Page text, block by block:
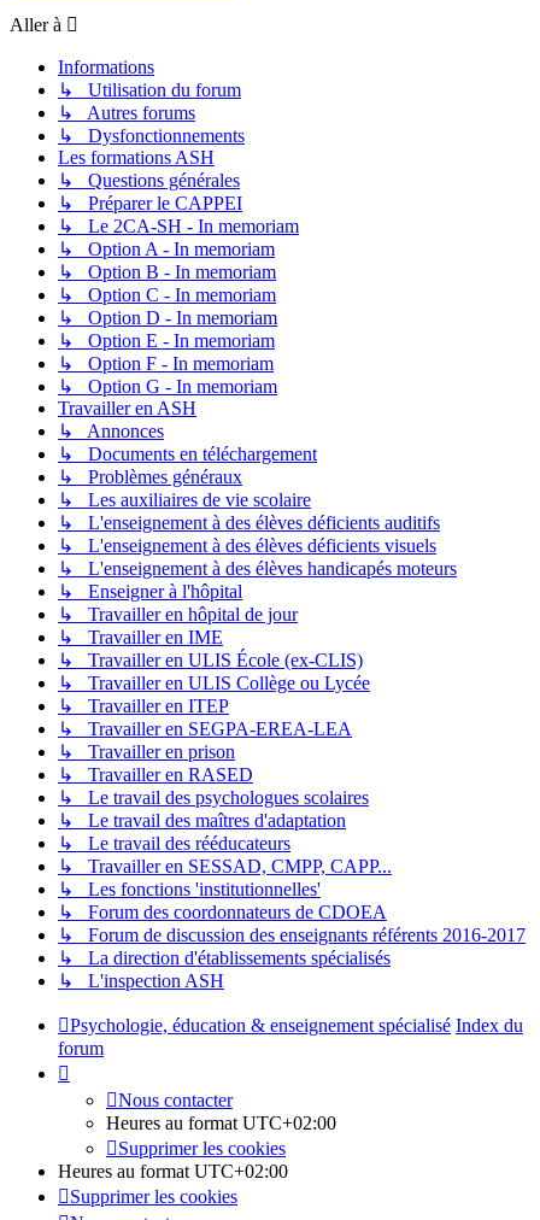
Aller à
Informations
↳ Utilisation du forum
↳ Autres forums
↳ Dysfonctionnements
Les formations ASH
↳ Questions générales
↳ Préparer le CAPPEI
↳ Le 2CA-SH - In memoriam
↳ Option A - In memoriam
↳ Option B - In memoriam
↳ Option C - In memoriam
↳ Option D - In memoriam
↳ Option E - In memoriam
↳ Option F - In memoriam
↳ Option G - In memoriam
Travailler en ASH
↳ Annonces
↳ Documents en téléchargement
↳ Problèmes généraux
↳ Les auxiliaires de vie scolaire
↳ L'enseignement à des élèves déficients auditifs
↳ L'enseignement à des élèves déficients visuels
↳ L'enseignement à des élèves handicapés moteurs
↳ Enseigner à l'hôpital
↳ Travailler en hôpital de jour
↳ Travailler en IME
↳ Travailler en ULIS École (ex-CLIS)
↳ Travailler en ULIS Collège ou Lycée
↳ Travailler en ITEP
↳ Travailler en SEGPA-EREA-LEA
↳ Travailler en prison
↳ Travailler en RASED
↳ Le travail des psychologues scolaires
↳ Le travail des maîtres d'adaptation
↳ Le travail des rééducateurs
↳ Travailler en SESSAD, CMPP, CAPP...
↳ Les fonctions 'institutionnelles'
↳ Forum des coordonnateurs de CDOEA
↳ Forum de discussion des enseignants référents 2016-2017
↳ La direction d'établissements spécialisés
↳ L'inspection ASH
Psychologie, éducation & enseignement spécialisé Index du
forum
Nous contacter
Heures au format UTC+02:00
Supprimer les cookies
Heures au format UTC+02:00
Supprimer les cookies